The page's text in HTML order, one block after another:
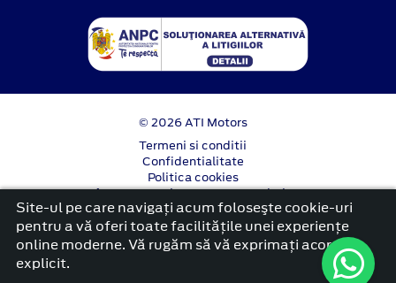
© 2026 ATI Motors
Termeni si conditii
Confidentialitate
Politica cookies
Anunț începere proiect ”PNRR. Fonduri pentru
România modernă și reformată”.
platformă dezvoltată de Workleto
Site-ul pe care navigați acum foloseşte cookie-uri
pentru a vă oferi toate facilitățile unei experiențe
online moderne. Vă rugăm să vă exprimați acordul
explicit.